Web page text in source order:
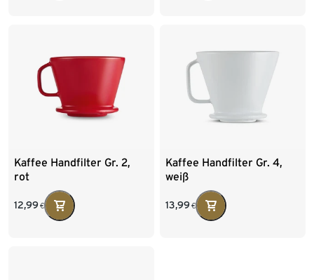
Kaffee Handfilter Gr. 2,
rot
12,99 €
Kaffee Handfilter Gr. 4,
weiß
13,99 €